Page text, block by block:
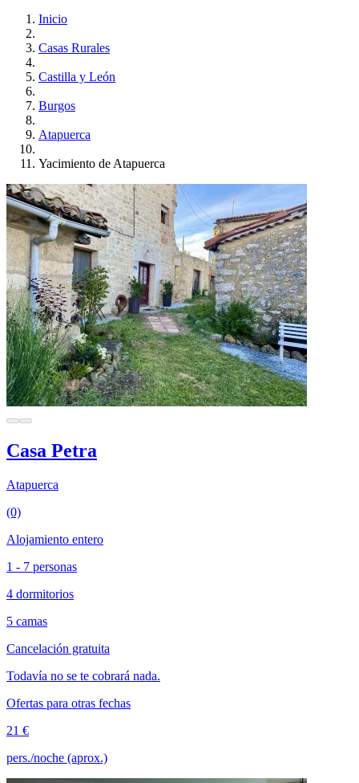
Inicio
Casas Rurales
Castilla y León
Burgos
Atapuerca
Yacimiento de Atapuerca
Casa Petra
Atapuerca
(0)
Alojamiento entero
1 - 7 personas
4 dormitorios
5 camas
Cancelación gratuita
Todavía no se te cobrará nada.
Ofertas para otras fechas
21 €
pers./noche (aprox.)